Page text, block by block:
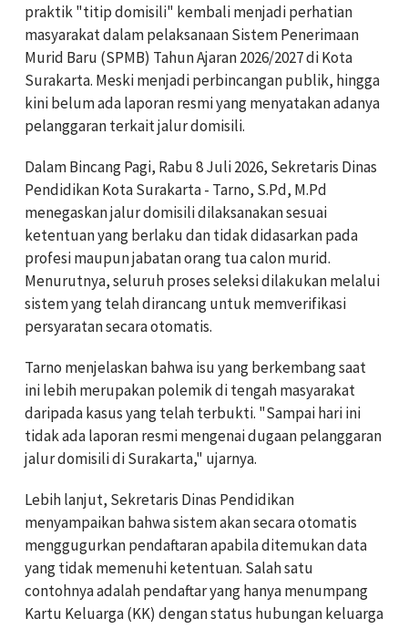
praktik "titip domisili" kembali menjadi perhatian
masyarakat dalam pelaksanaan Sistem Penerimaan
Murid Baru (SPMB) Tahun Ajaran 2026/2027 di Kota
Surakarta. Meski menjadi perbincangan publik, hingga
kini belum ada laporan resmi yang menyatakan adanya
pelanggaran terkait jalur domisili.
Dalam Bincang Pagi, Rabu 8 Juli 2026, Sekretaris Dinas
Pendidikan Kota Surakarta - Tarno, S.Pd, M.Pd
menegaskan jalur domisili dilaksanakan sesuai
ketentuan yang berlaku dan tidak didasarkan pada
profesi maupun jabatan orang tua calon murid.
Menurutnya, seluruh proses seleksi dilakukan melalui
sistem yang telah dirancang untuk memverifikasi
persyaratan secara otomatis.
Tarno menjelaskan bahwa isu yang berkembang saat
ini lebih merupakan polemik di tengah masyarakat
daripada kasus yang telah terbukti. "Sampai hari ini
tidak ada laporan resmi mengenai dugaan pelanggaran
jalur domisili di Surakarta," ujarnya.
Lebih lanjut, Sekretaris Dinas Pendidikan
menyampaikan bahwa sistem akan secara otomatis
menggugurkan pendaftaran apabila ditemukan data
yang tidak memenuhi ketentuan. Salah satu
contohnya adalah pendaftar yang hanya menumpang
Kartu Keluarga (KK) dengan status hubungan keluarga